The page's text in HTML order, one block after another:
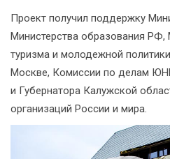
Проект получил поддержку
Министерства образования РФ,
туризма и молодежной
Москве, Комиссии по делам
и Губернатора Калужской
организаций России и мира.